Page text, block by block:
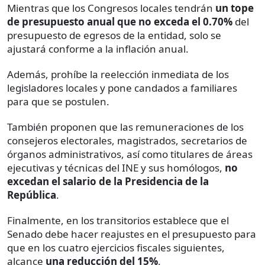
Mientras que los Congresos locales tendrán un tope
de presupuesto anual que no exceda el 0.70% del
presupuesto de egresos de la entidad, solo se
ajustará conforme a la inflación anual.
Además, prohíbe la reelección inmediata de los
legisladores locales y pone candados a familiares
para que se postulen.
También proponen que las remuneraciones de los
consejeros electorales, magistrados, secretarios de
órganos administrativos, así como titulares de áreas
ejecutivas y técnicas del INE y sus homólogos, no
excedan el salario de la Presidencia de la
República.
Finalmente, en los transitorios establece que el
Senado debe hacer reajustes en el presupuesto para
que en los cuatro ejercicios fiscales siguientes,
alcance una reducción del 15%.